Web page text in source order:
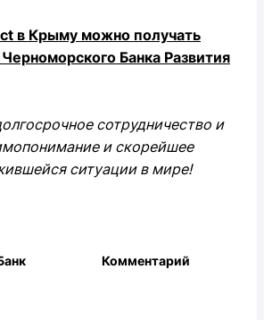
в Крыму можно получать
Банка Развития
сотрудничество и
и скорейшее
ситуации в мире!
Комментарий